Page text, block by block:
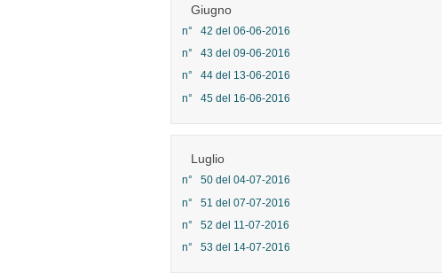
Giugno
n° 42 del 06-06-2016
n° 43 del 09-06-2016
n° 44 del 13-06-2016
n° 45 del 16-06-2016
Luglio
n° 50 del 04-07-2016
n° 51 del 07-07-2016
n° 52 del 11-07-2016
n° 53 del 14-07-2016